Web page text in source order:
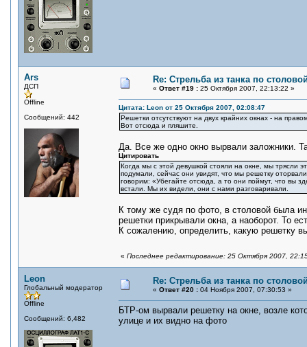
Ars
ДСП
Offline
Сообщений: 442
Re: Стрельба из танка по
« Ответ #19 : 25 Октября 2007, 22:13:22 »
Цитата: Leon от 25 Октября 2007, 02:08:47
Решетки отсутствуют на двух крайних окнах - на
Вот отсюда и пляшите.
Да. Все же одно окно вырвали заложники.
Цитировать
Когда мы с этой девушкой стояли на окне, мы трясли
подумали, сейчас они увидят, что мы решетку
говорим: «Убегайте отсюда, а то они поймут, что вы
встали. Мы их видели, они с нами разговаривали.
К тому же судя по фото, в столовой была
решетки прикрывали окна, а наоборот. То
К сожалению, определить, какую решетку
« Последнее редактирование: 25 Октября 2007,
Leon
Глобальный модератор
Offline
Сообщений: 6,482
Re: Стрельба из танка по
« Ответ #20 : 04 Ноября 2007, 07:30:53 »
БТР-ом вырвали решетку на окне, возле
улице и их видно на фото